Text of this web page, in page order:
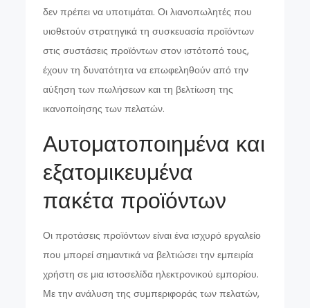
δεν πρέπει να υποτιμάται. Οι λιανοπωλητές που
υιοθετούν στρατηγικά τη συσκευασία προϊόντων
στις συστάσεις προϊόντων στον ιστότοπό τους,
έχουν τη δυνατότητα να επωφεληθούν από την
αύξηση των πωλήσεων και τη βελτίωση της
ικανοποίησης των πελατών.
Αυτοματοποιημένα και
εξατομικευμένα
πακέτα προϊόντων
Οι προτάσεις προϊόντων είναι ένα ισχυρό εργαλείο
που μπορεί σημαντικά να βελτιώσει την εμπειρία
χρήστη σε μια ιστοσελίδα ηλεκτρονικού εμπορίου.
Με την ανάλυση της συμπεριφοράς των πελατών,